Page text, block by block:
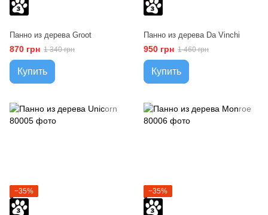
Панно из дерева Groot
870 грн 1 340 грн
Купить
Панно из дерева Da Vinchi
950 грн 1 460 грн
Купить
−35% −35%